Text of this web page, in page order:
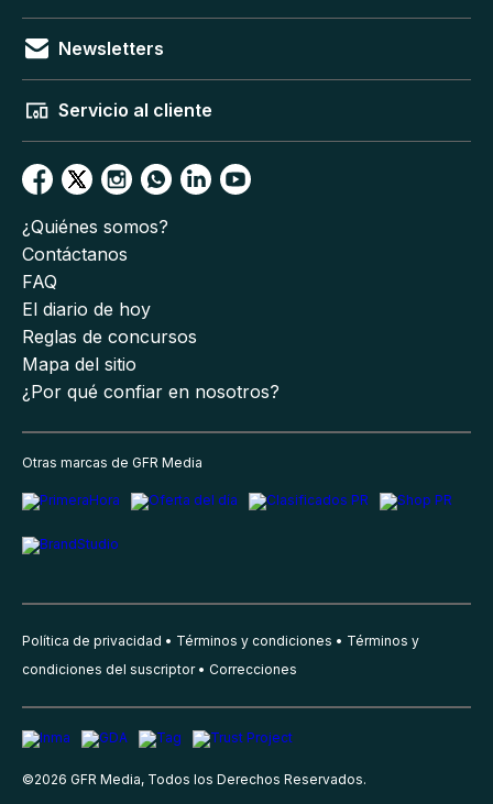
Newsletters
Servicio al cliente
¿Quiénes somos?
Contáctanos
FAQ
El diario de hoy
Reglas de concursos
Mapa del sitio
¿Por qué confiar en nosotros?
Otras marcas de GFR Media
Política de privacidad Términos y condiciones
Términos y
condiciones del suscriptor
Correcciones
©2026 GFR Media, Todos los Derechos Reservados.